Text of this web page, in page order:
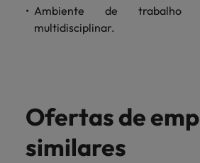
Ambiente de trabalho
multidisciplinar.
Ofertas de
similares